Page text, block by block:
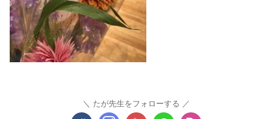
たが先生をフォローする